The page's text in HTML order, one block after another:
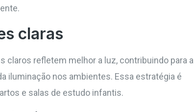
claras
claros refletem melhor a luz, contribuindo para a
iluminação nos ambientes. Essa estratégia é
e salas de estudo infantis.